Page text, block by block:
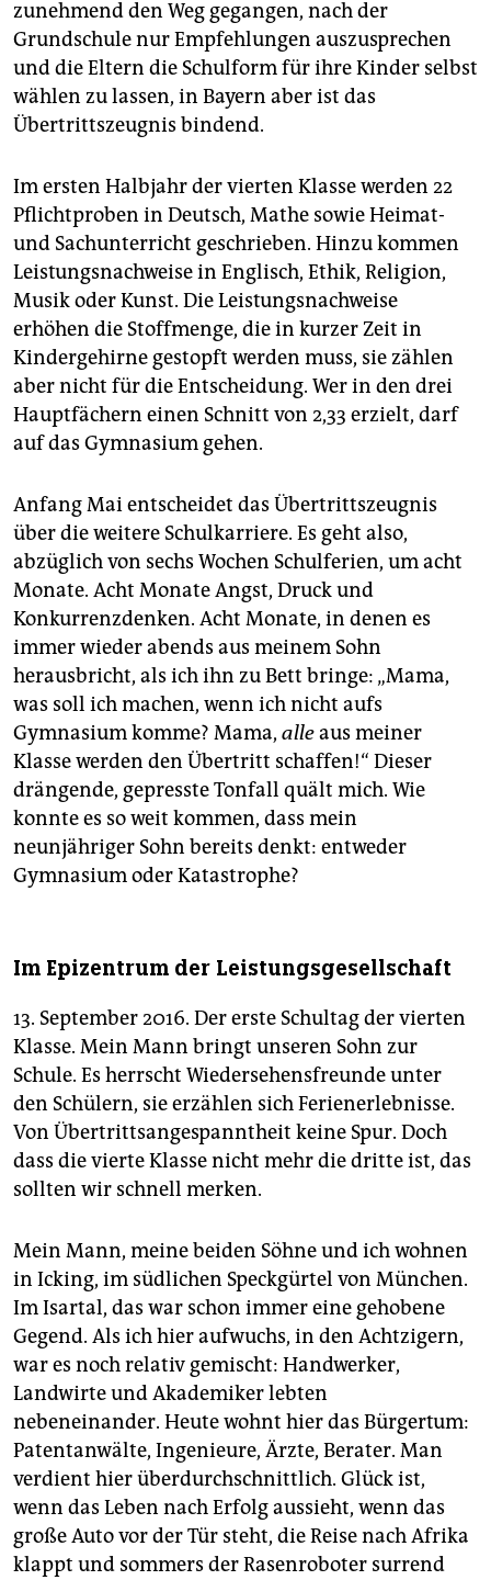
zunehmend den Weg gegangen, nach der
Grundschule nur Empfehlungen auszusprechen
und die Eltern die Schulform für ihre Kinder selbst
wählen zu ­lassen, in Bayern aber ist das
Übertrittszeugnis bindend.
Im ersten Halbjahr der vierten Klasse werden 22
Pflichtproben in Deutsch, Mathe sowie Heimat-
und Sachunterricht geschrieben. Hinzu kommen
Leistungsnachweise in Englisch, Ethik, Religion,
Musik oder Kunst. Die Leistungsnachweise
erhöhen die Stoffmenge, die in kurzer Zeit in
Kindergehirne gestopft werden muss, sie zählen
aber nicht für die Entscheidung. Wer in den drei
Hauptfächern einen Schnitt von 2,33 erzielt, darf
auf das Gymnasium gehen.
Anfang Mai entscheidet das Übertrittszeugnis
über die weitere Schulkarriere. Es geht also,
abzüglich von sechs Wochen Schulferien, um acht
Monate. Acht Monate Angst, Druck und
Konkurrenzdenken. Acht Monate, in denen es
immer wieder abends aus meinem Sohn
herausbricht, als ich ihn zu Bett bringe: „Mama,
was soll ich machen, wenn ich nicht aufs
Gymnasium komme? Mama, alleaus meiner
Klasse werden den Übertritt schaffen!“ Dieser
drängende, gepresste Tonfall quält mich. Wie
konnte es so weit kommen, dass mein
neunjähriger Sohn bereits denkt: entweder
Gymnasium oder Katastrophe?
Im Epizentrum der Leistungsgesellschaft
13. September 2016. Der erste Schultag der vierten
Klasse. Mein Mann bringt unseren Sohn zur
Schule. Es herrscht Wiedersehensfreunde unter
den Schülern, sie erzählen sich Ferienerlebnisse.
Von Übertritts­angespanntheit keine Spur. Doch
dass die vierte Klasse nicht mehr die dritte ist, das
sollten wir schnell merken.
Mein Mann, meine beiden Söhne und ich wohnen
in Icking, im südlichen Speckgürtel von München.
Im Isartal, das war schon immer eine gehobene
Gegend. Als ich hier aufwuchs, in den Achtzigern,
war es noch relativ gemischt: Handwerker,
Landwirte und Akademiker lebten
nebeneinander. Heute wohnt hier das Bürgertum:
Patentanwälte, Inge­nieu­re, Ärzte, Berater. Man
verdient hier überdurchschnittlich. Glück ist,
wenn das Leben nach Erfolg aussieht, wenn das
große Auto vor der Tür steht, die Reise nach Afrika
klappt und sommers der Rasenroboter surrend